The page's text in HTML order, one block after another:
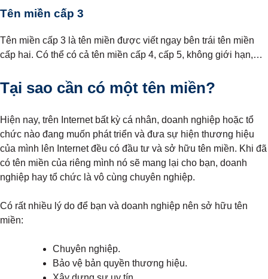
Tên miền cấp 3
Tên miền cấp 3 là tên miền được viết ngay bên trái tên miền
cấp hai. Có thể có cả tên miền cấp 4, cấp 5, không giới hạn,…
Tại sao cần có một tên miền?
Hiện nay, trên Internet bất kỳ cá nhân, doanh nghiệp hoặc tổ
chức nào đang muốn phát triển và đưa sự hiện thương hiệu
của mình lên Internet đều có đầu tư và sở hữu tên miền. Khi đã
có tên miền của riêng mình nó sẽ mang lại cho bạn, doanh
nghiệp hay tổ chức là vô cùng chuyên nghiệp.
Có rất nhiều lý do để bạn và doanh nghiệp nên sở hữu tên
miền:
Chuyên nghiệp.
Bảo vệ bản quyền thương hiệu.